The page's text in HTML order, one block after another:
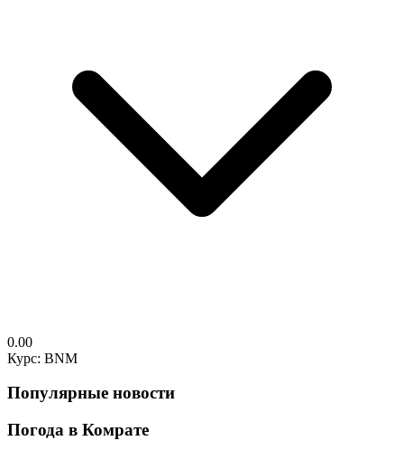
0.00
Курс: BNM
Популярные новости
Погода в Комрате